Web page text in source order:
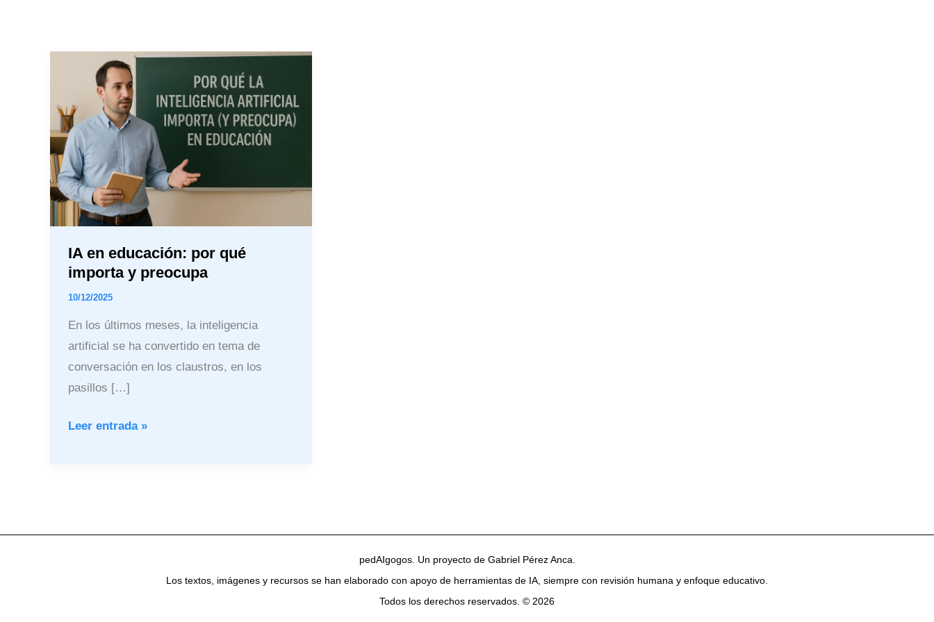
IA en educación: por qué
importa y preocupa
10/12/2025
En los últimos meses, la inteligencia
artificial se ha convertido en tema de
conversación en los claustros, en los
pasillos […]
educación:
por
qué
importa
y
preocupa
Leer entrada »
pedAIgogos. Un proyecto de Gabriel Pérez Anca.
Los textos, imágenes y recursos se han elaborado con apoyo de herramientas de IA, siempre con revisión humana y enfoque educativo.
Todos los derechos reservados. © 2026